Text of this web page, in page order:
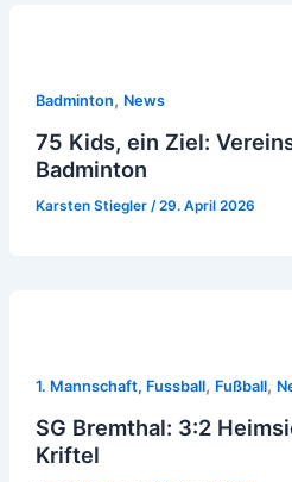
Badminton, News
75 Kids, ein Ziel:
Badminton
Karsten Stiegler /29. April 2026
1. Mannschaft, Fussball, Fußball,
SG Bremthal: 3:2
Kriftel